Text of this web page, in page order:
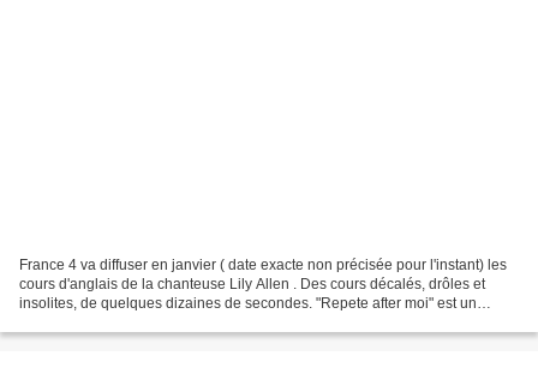
France 4 va diffuser en janvier ( date exacte non précisée pour l'instant) les
cours d'anglais de la chanteuse Lily Allen . Des cours décalés, drôles et
insolites, de quelques dizaines de secondes. "Repete after moi" est un